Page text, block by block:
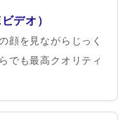
デオ）
顔を見ながらじっく
でも最高クオリティ